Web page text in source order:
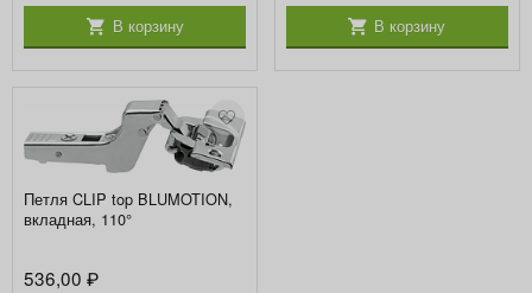
В корзину В корзину
Петля CLIP top BLUMOTION,
вкладная, 110°
536,00₽